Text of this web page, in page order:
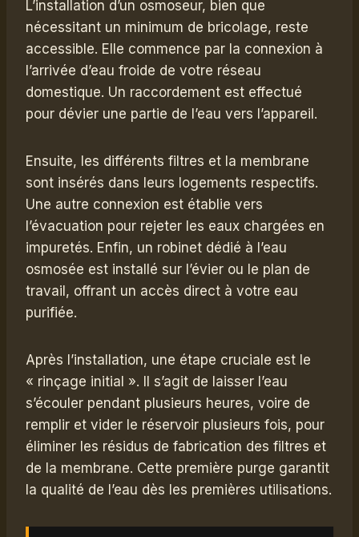
L’installation d’un osmoseur, bien que
nécessitant un minimum de bricolage, reste
accessible. Elle commence par la connexion à
l’arrivée d’eau froide de votre réseau
domestique. Un raccordement est effectué
pour dévier une partie de l’eau vers l’appareil.
Ensuite, les différents filtres et la membrane
sont insérés dans leurs logements respectifs.
Une autre connexion est établie vers
l’évacuation pour rejeter les eaux chargées en
impuretés. Enfin, un robinet dédié à l’eau
osmosée est installé sur l’évier ou le plan de
travail, offrant un accès direct à votre eau
purifiée.
Après l’installation, une étape cruciale est le
« rinçage initial ». Il s’agit de laisser l’eau
s’écouler pendant plusieurs heures, voire de
remplir et vider le réservoir plusieurs fois, pour
éliminer les résidus de fabrication des filtres et
de la membrane. Cette première purge garantit
la qualité de l’eau dès les premières utilisations.